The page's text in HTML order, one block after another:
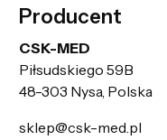
Producent
CSK-MED
Piłsudskiego 59B
48-303 Nysa, Polska
sklep@csk-med.pl